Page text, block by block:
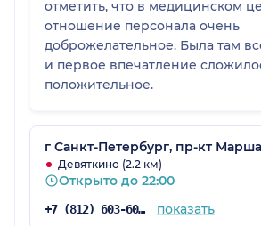
отметить, что в медицинском
отношение персонала очень
доброжелательное. Была там
и первое впечатление
положительное.
г Санкт-Петербург, пр-кт
Девяткино (2.2 км)
Открыто до 22:00
+7 (812) 603-60-42 показать